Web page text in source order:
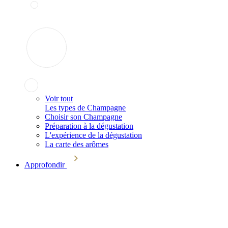
Voir tout
Les types de Champagne
Choisir son Champagne
Préparation à la dégustation
L'expérience de la dégustation
La carte des arômes
Approfondir